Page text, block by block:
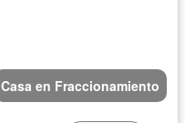
Casa en Fraccionamiento